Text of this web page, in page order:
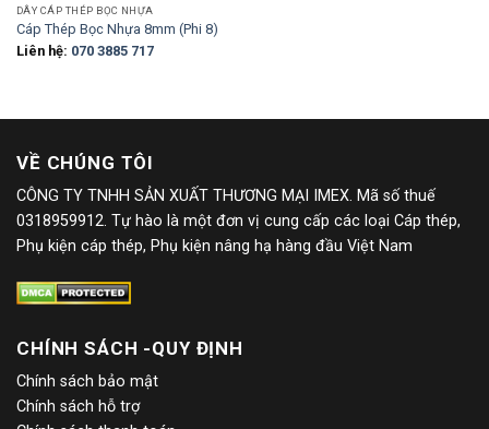
DÂY CÁP THÉP BỌC NHỰA
Cáp Thép Bọc Nhựa 8mm (Phi 8)
Liên hệ: 070 3885 717
VỀ CHÚNG TÔI
CÔNG TY TNHH SẢN XUẤT THƯƠNG MẠI IMEX. Mã số thuế
0318959912. Tự hào là một đơn vị cung cấp các loại Cáp thép,
Phụ kiện cáp thép, Phụ kiện nâng hạ hàng đầu Việt Nam
CHÍNH SÁCH -QUY ĐỊNH
Chính sách bảo mật
Chính sách hỗ trợ